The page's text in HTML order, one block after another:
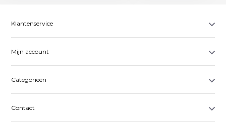
Klantenservice
Mijn account
Categorieën
Contact